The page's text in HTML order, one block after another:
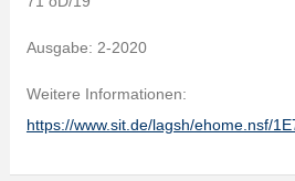
Ausgabe: 2-2020
Weitere Informationen:
https://www.sit.de/lagsh/ehome.nsf/